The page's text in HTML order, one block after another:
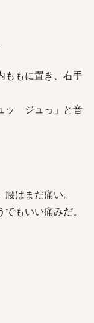
ももに置き、右手
ッ ジュっ」と音
はまだ痛い。
もいい痛みだ。